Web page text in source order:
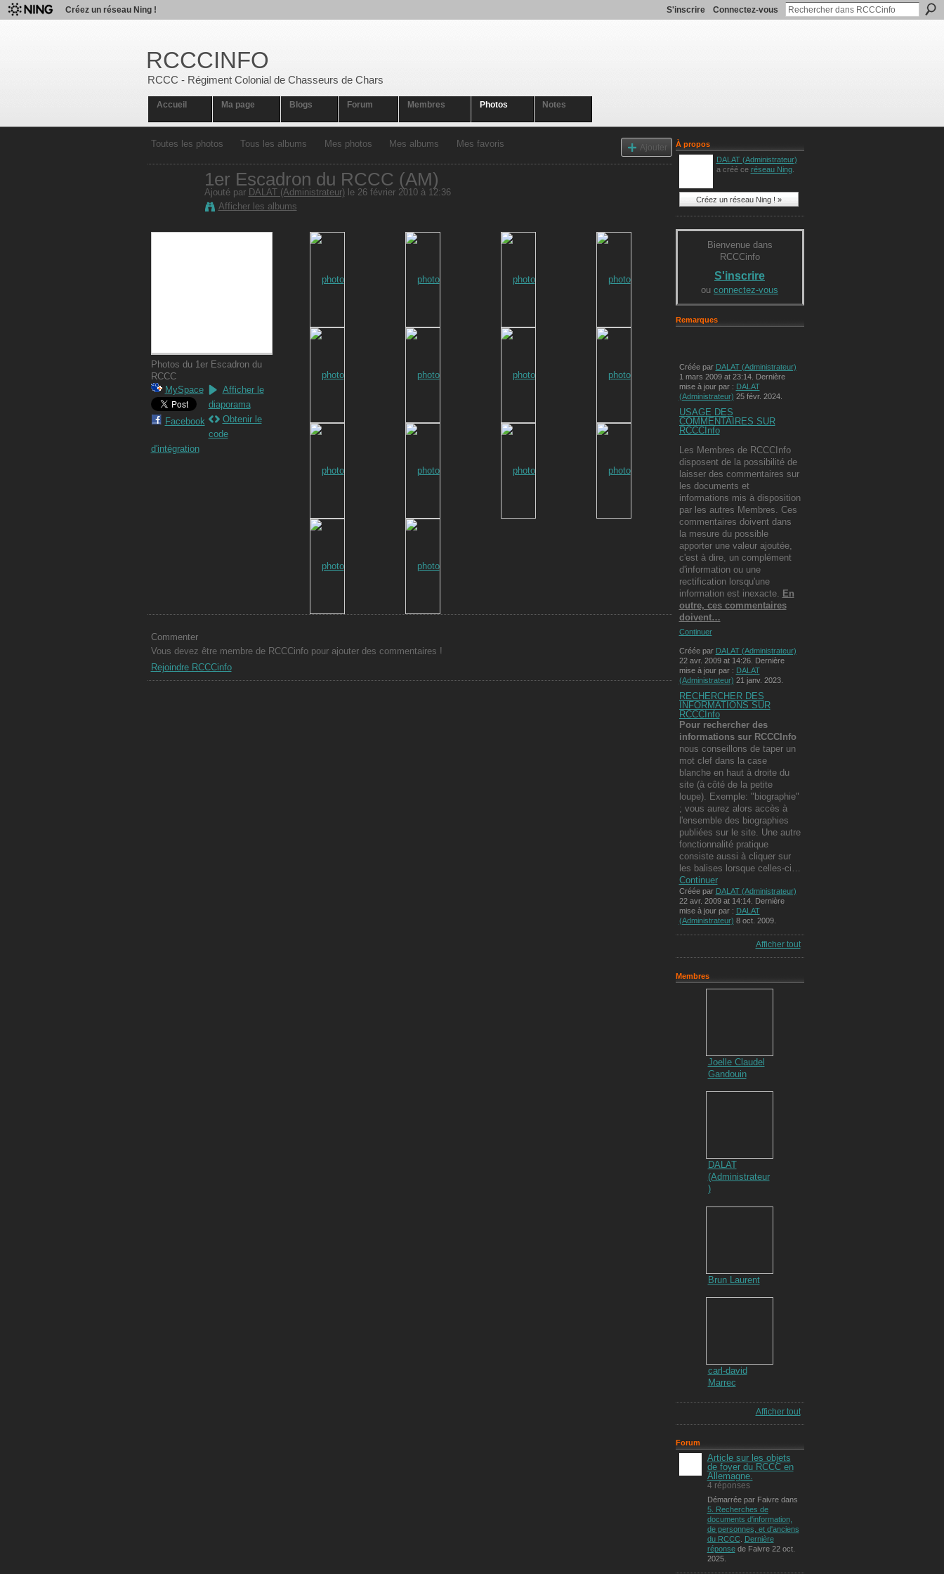
Créez un réseau Ning ! S'inscrire Connectez-vous
RCCCINFO
RCCC - Régiment Colonial de Chasseurs de Chars
Accueil Ma page Blogs Forum Membres Photos Notes
Toutes les photos Tous les albums Mes photos Mes albums Mes favoris Ajouter
1er Escadron du RCCC (AM)
Ajouté par DALAT (Administrateur)le 26 février 2010 à 12:36
Afficher les albums
Photos du 1er Escadron du
RCCC
MySpace
Facebook
Afficher le
diaporama
Obtenir le
code
d'intégration
Commenter
Vous devez être membre de RCCCinfo pour ajouter des commentaires !
Rejoindre RCCCinfo
À propos
DALAT (Administrateur)
a créé ce réseau Ning.
Créez un réseau Ning ! »
Bienvenue dans
RCCCinfo
S'inscrire
ou connectez-vous
Remarques
Créée par DALAT (Administrateur)
1 mars 2009 at 23:14. Dernière
mise à jour par : DALAT
(Administrateur) 25 févr. 2024.
USAGE DES
COMMENTAIRES SUR
RCCCInfo
Les Membres de RCCCInfo
disposent de la possibilité de
laisser des commentaires sur
les documents et
informations mis à disposition
par les autres Membres. Ces
commentaires doivent dans
la mesure du possible
apporter une valeur ajoutée,
c'est à dire, un complément
d'information ou une
rectification lorsqu'une
information est inexacte. En
outre, ces commentaires
doivent…
Continuer
Créée par DALAT (Administrateur)
22 avr. 2009 at 14:26. Dernière
mise à jour par : DALAT
(Administrateur) 21 janv. 2023.
RECHERCHER DES
INFORMATIONS SUR
RCCCInfo
Pour rechercher des
informations sur RCCCInfo
nous conseillons de taper un
mot clef dans la case
blanche en haut à droite du
site (à côté de la petite
loupe). Exemple: "biographie"
; vous aurez alors accès à
l'ensemble des biographies
publiées sur le site. Une autre
fonctionnalité pratique
consiste aussi à cliquer sur
les balises lorsque celles-ci…
Continuer
Créée par DALAT (Administrateur)
22 avr. 2009 at 14:14. Dernière
mise à jour par : DALAT
(Administrateur) 8 oct. 2009.
Afficher tout
Membres
Joelle Claudel
Gandouin
DALAT
(Administrateur
)
Brun Laurent
carl-david
Marrec
Afficher tout
Forum
Article sur les objets
de foyer du RCCC en
Allemagne.
4 réponses
Démarrée par Faivre dans
5. Recherches de
documents d'information,
de personnes, et d'anciens
du RCCC. Dernière
réponsede Faivre 22 oct.
2025.